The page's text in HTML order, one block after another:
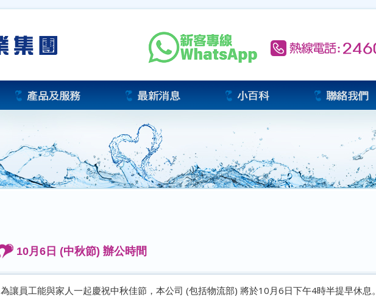
10月6日 (中秋節) 辦公時間
為讓員工能與家人一起慶祝中秋佳節，本公司 (包括物流部) 將於10月6日下午4時半提早休息。